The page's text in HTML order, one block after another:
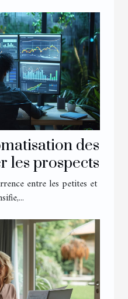
des
les prospects
entre les petites et